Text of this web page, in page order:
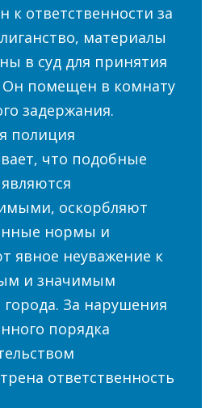
к ответственности за
материалы
в суд для принятия
помещен в комнату
задержания.
полиция
что подобные
оскорбляют
нормы и
явное неуважение к
и значимым
За нарушения
порядка
ответственность